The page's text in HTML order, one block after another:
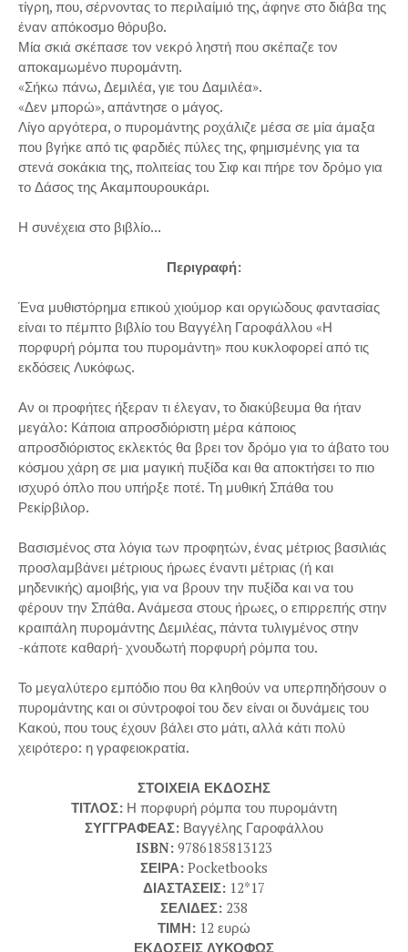
τίγρη, που, σέρνοντας το περιλαίμιό της, άφηνε στο διάβα της
έναν απόκοσμο θόρυβο.
Μία σκιά σκέπασε τον νεκρό ληστή που σκέπαζε τον
αποκαμωμένο πυρομάντη.
«Σήκω πάνω, Δεμιλέα, γιε του Δαμιλέα».
«Δεν μπορώ», απάντησε ο μάγος.
Λίγο αργότερα, ο πυρομάντης ροχάλιζε μέσα σε μία άμαξα
που βγήκε από τις φαρδιές πύλες της, φημισμένης για τα
στενά σοκάκια της, πολιτείας του Σιφ και πήρε τον δρόμο για
το Δάσος της Ακαμπουρουκάρι.
Η συνέχεια στο βιβλίο...
Περιγραφή:
Ένα μυθιστόρημα επικού χιούμορ και οργιώδους φαντασίας
είναι το πέμπτο βιβλίο του Βαγγέλη Γαροφάλλου «Η
πορφυρή ρόμπα του πυρομάντη» που κυκλοφορεί από τις
εκδόσεις Λυκόφως.
Αν οι προφήτες ήξεραν τι έλεγαν, το διακύβευμα θα ήταν
μεγάλο: Κάποια απροσδιόριστη μέρα κάποιος
απροσδιόριστος εκλεκτός θα βρει τον δρόμο για το άβατο του
κόσμου χάρη σε μια μαγική πυξίδα και θα αποκτήσει το πιο
ισχυρό όπλο που υπήρξε ποτέ. Τη μυθική Σπάθα του
Ρεκίρβιλορ.
Βασισμένος στα λόγια των προφητών, ένας μέτριος βασιλιάς
προσλαμβάνει μέτριους ήρωες έναντι μέτριας (ή και
μηδενικής) αμοιβής, για να βρουν την πυξίδα και να του
φέρουν την Σπάθα. Ανάμεσα στους ήρωες, ο επιρρεπής στην
κραιπάλη πυρομάντης Δεμιλέας, πάντα τυλιγμένος στην
-κάποτε καθαρή- χνουδωτή πορφυρή ρόμπα του.
Το μεγαλύτερο εμπόδιο που θα κληθούν να υπερπηδήσουν ο
πυρομάντης και οι σύντροφοί του δεν είναι οι δυνάμεις του
Κακού, που τους έχουν βάλει στο μάτι, αλλά κάτι πολύ
χειρότερο: η γραφειοκρατία.
ΣΤΟΙΧΕΙΑ ΕΚΔΟΣΗΣ
ΤΙΤΛΟΣ: Η πορφυρή ρόμπα του πυρομάντη
ΣΥΓΓΡΑΦΕΑΣ: Βαγγέλης Γαροφάλλου
ISBN: 9786185813123
ΣΕΙΡΑ: Pocketbooks
ΔΙΑΣΤΑΣΕΙΣ: 12*17
ΣΕΛΙΔΕΣ: 238
ΤΙΜΗ: 12 ευρώ
ΕΚΔΟΣΕΙΣ ΛΥΚΟΦΩΣ